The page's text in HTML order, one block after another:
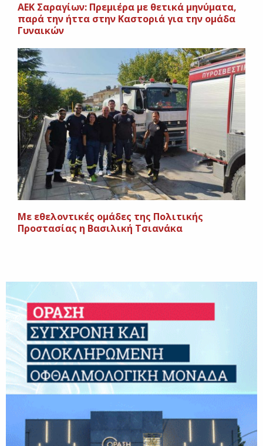
AEK Σαραγίων: Πρεμιέρα με θετικά μηνύματα,
παρά την ήττα στην Καστοριά για την ομάδα
Γυναικών
Με εθελοντικές ομάδες της Πολιτικής
Προστασίας η Βασιλική Τσιανάκα